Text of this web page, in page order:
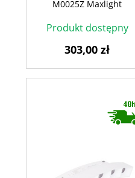
M0025Z Maxlight
Produkt dostępny
303,00 zł